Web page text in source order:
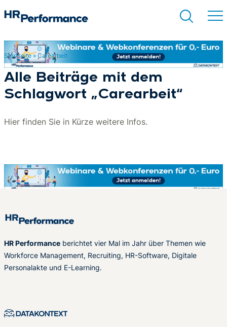
Suchen
Startseite» Carearbeit
Alle Beiträge mit dem
Schlagwort „Carearbeit“
Hier finden Sie in Kürze weitere Infos.
HR Performance berichtet vier Mal im Jahr über Themen wie
Workforce Management, Recruiting, HR-Software, Digitale
Personalakte und E-Learning.